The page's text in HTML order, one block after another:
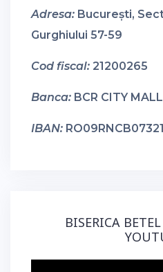
Adresa: București,
Gurghiului 57-59
Cod fiscal: 21200265
Banca: BCR CITY
IBAN:
BISERICA